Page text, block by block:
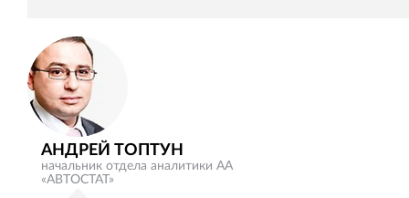
АНДРЕЙ ТОПТУН
начальник отдела аналитики АА
«АВТОСТАТ»